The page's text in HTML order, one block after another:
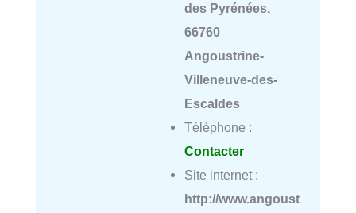
des Pyrénées,
66760
Angoustrine-
Villeneuve-des-
Escaldes
Téléphone :
Contacter
Site internet :
http://www.angoust